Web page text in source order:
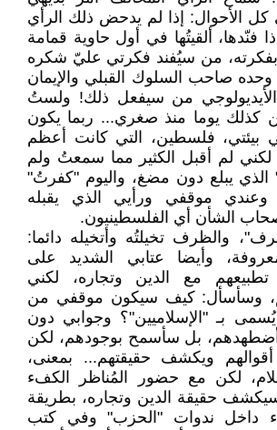
كل الأحوال: إذا لم يدحض ذلك الرأي
فنّدها، ألقيتُها في أول حاوية قمامة
من سيُفند فكرتي عليّ شكره
صاحب السلوك القبلي والإيمان
الأيديولوجي من سيفعل ذلك! ولستُ
كذلك يوما منذ صغري... ربما يكون
في بيئتي، فلسطين، التي كانت أعظم
لكني لم أقبل الكثير مما سمعتُ ولم
الذي يبلع دون مضغ، واليوم "كفرتُ"
وعندي موقفي ورأيي الذي يقبله
الشأن أي الفلسطينيون.
والظرف تخيلتُه وأتخيله دائما:
وأيضا عتابي الشديد على
تطبيعهم مع الدين وتجاره، لكني
وسأسأل: كيف سيكون موقفي من
بـ "الإسلاميين"؟ وجوابي دون
بل سأسمح بوجودهم، لكن
ويكشف حقيقتهم... بمعنى،
لكن مع حضور المُناظر الكفء
حقيقة الدين وتجاره، بطريقة
داخل ندوات "الحزب" وفي كتب